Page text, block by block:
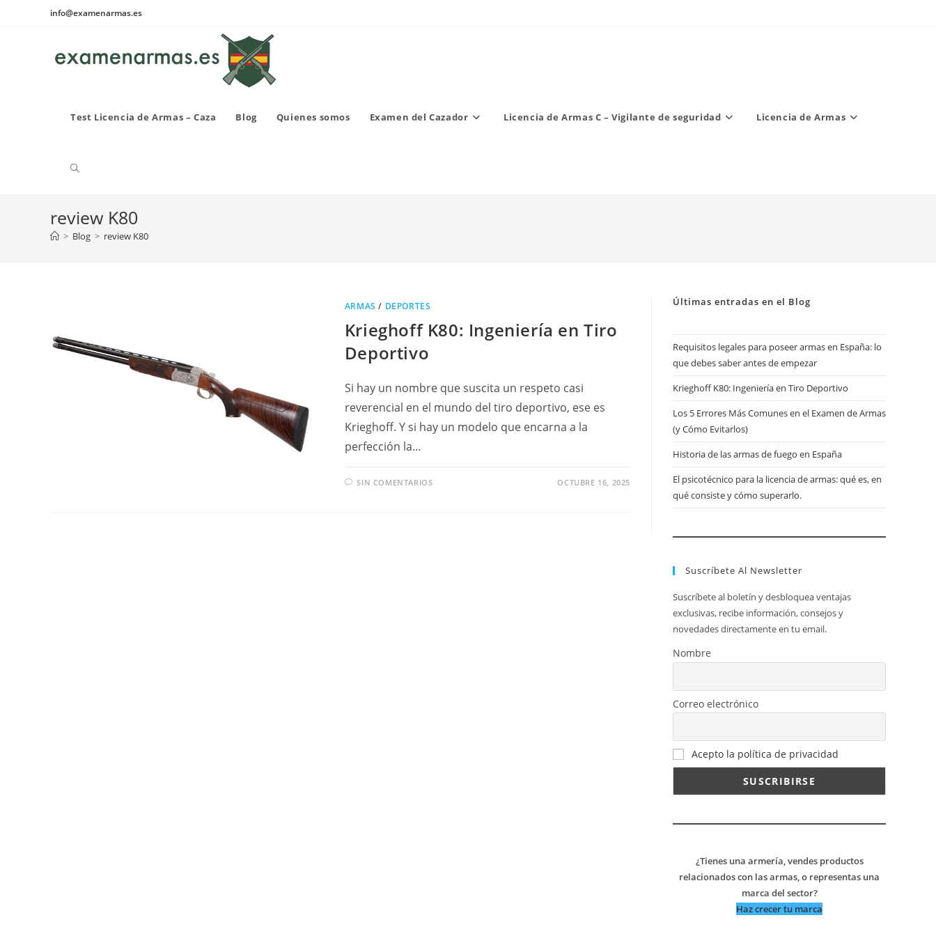
info@examenarmas.es
Test Licencia de Armas – Caza Blog Quienes somos Examen del Cazador Licencia de Armas C – Vigilante de seguridad Licencia de Armas
Alternar
búsqueda
review K80
> Blog > review K80
ARMAS / DEPORTES
Krieghoff K80: Ingeniería en Tiro
Deportivo
Si hay un nombre que suscita un respeto casi
reverencial en el mundo del tiro deportivo, ese es
Krieghoff. Y si hay un modelo que encarna a la
perfección la…
SIN COMENTARIOS OCTUBRE 16, 2025
Últimas entradas en el Blog
Requisitos legales para poseer armas en España: lo
que debes saber antes de empezar
Krieghoff K80: Ingeniería en Tiro Deportivo
Los 5 Errores Más Comunes en el Examen de Armas
(y Cómo Evitarlos)
Historia de las armas de fuego en España
El psicotécnico para la licencia de armas: qué es, en
qué consiste y cómo superarlo.
Suscríbete Al Newsletter
Suscríbete al boletín y desbloquea ventajas
exclusivas, recibe información, consejos y
novedades directamente en tu email.
Nombre
Correo electrónico
Acepto la política de privacidad
¿Tienes una armería, vendes productos
relacionados con las armas, o representas una
marca del sector?
Haz crecer tu marca